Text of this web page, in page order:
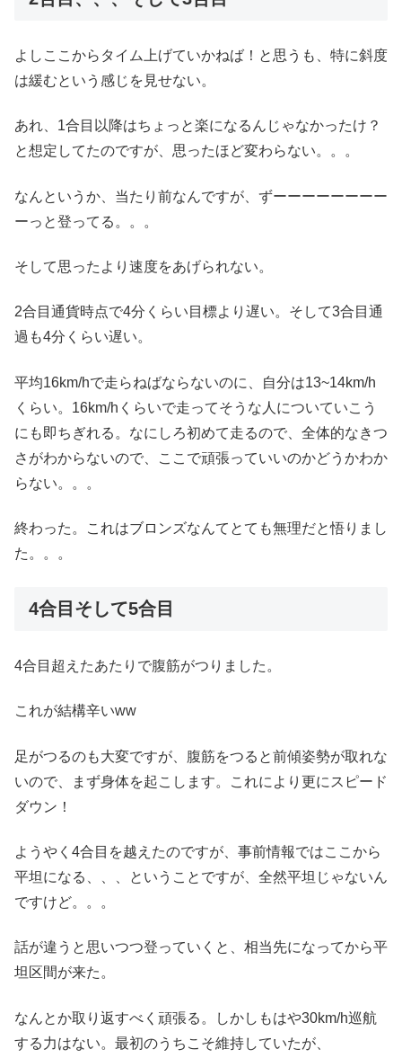
よしここからタイム上げていかねば！と思うも、特に斜度
は緩むという感じを見せない。
あれ、1合目以降はちょっと楽になるんじゃなかったけ？
と想定してたのですが、思ったほど変わらない。。。
なんというか、当たり前なんですが、ずーーーーーーーー
ーっと登ってる。。。
そして思ったより速度をあげられない。
2合目通貨時点で4分くらい目標より遅い。そして3合目通
過も4分くらい遅い。
平均16km/hで走らねばならないのに、自分は13~14km/h
くらい。16km/hくらいで走ってそうな人についていこう
にも即ちぎれる。なにしろ初めて走るので、全体的なきつ
さがわからないので、ここで頑張っていいのかどうかわか
らない。。。
終わった。これはブロンズなんてとても無理だと悟りまし
た。。。
4合目そして5合目
4合目超えたあたりで腹筋がつりました。
これが結構辛いww
足がつるのも大変ですが、腹筋をつると前傾姿勢が取れな
いので、まず身体を起こします。これにより更にスピード
ダウン！
ようやく4合目を越えたのですが、事前情報ではここから
平坦になる、、、ということですが、全然平坦じゃないん
ですけど。。。
話が違うと思いつつ登っていくと、相当先になってから平
坦区間が来た。
なんとか取り返すべく頑張る。しかしもはや30km/h巡航
する力はない。最初のうちこそ維持していたが、